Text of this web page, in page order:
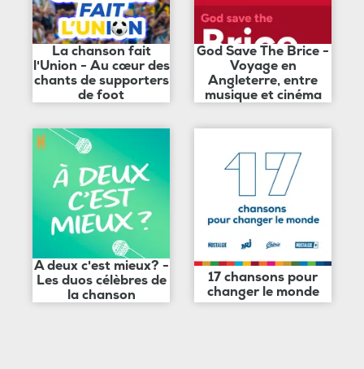
La chanson fait
l'Union - Au cœur des
chants de supporters
de foot
God Save The Brice -
Voyage en
Angleterre, entre
musique et cinéma
A deux c'est mieux? -
Les duos célèbres de
la chanson
17 chansons pour
changer le monde